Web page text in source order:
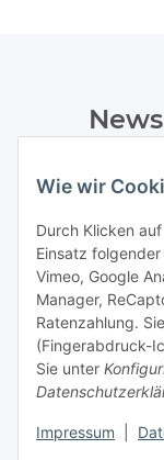
Wie wir
Durch Klicken
Einsatz
Vimeo, Google
Manager,
Ratenzahlung.
(Fingerabdruck-
Sie unter
Impressum
Informationen
Gesetzliche